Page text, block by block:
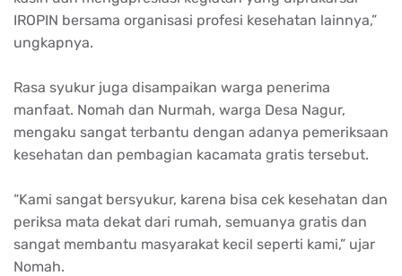
IROPIN bersama organisasi profesi kesehatan lainnya,”
ungkapnya.
Rasa syukur juga disampaikan warga penerima
manfaat. Nomah dan Nurmah, warga Desa Nagur,
mengaku sangat terbantu dengan adanya pemeriksaan
kesehatan dan pembagian kacamata gratis tersebut.
“Kami sangat bersyukur, karena bisa cek kesehatan dan
periksa mata dekat dari rumah, semuanya gratis dan
sangat membantu masyarakat kecil seperti kami,” ujar
Nomah.